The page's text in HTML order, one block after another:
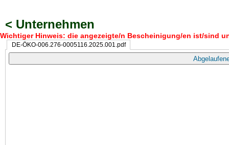
< Unternehmen
Wichtiger Hinweis: die angezeigte/n Bescheinigung/en ist/sind
DE-ÖKO-006.276-0005116.2025.001.pdf